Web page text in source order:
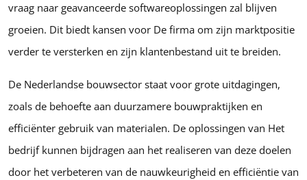
vraag naar geavanceerde softwareoplossingen zal blijven
groeien. Dit biedt kansen voor De firma om zijn marktpositie
verder te versterken en zijn klantenbestand uit te breiden.
De Nederlandse bouwsector staat voor grote uitdagingen,
zoals de behoefte aan duurzamere bouwpraktijken en
efficiënter gebruik van materialen. De oplossingen van Het
bedrijf kunnen bijdragen aan het realiseren van deze doelen
door het verbeteren van de nauwkeurigheid en efficiëntie van